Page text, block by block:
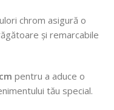
chrom asigură o
și remarcabile
cm pentru a aduce o
tău special.